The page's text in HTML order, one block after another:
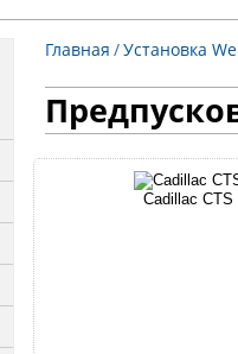
Главная /Установка
Cadillac CTS